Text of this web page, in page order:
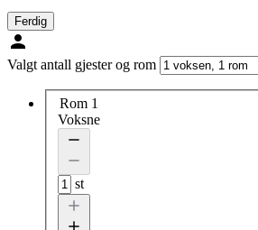
Ferdig
Valgt antall gjester og rom
Rom 1
Voksne
st